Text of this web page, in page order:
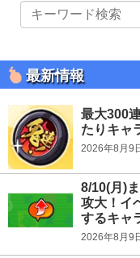
サ
イ
を
検
索
最新情報
最大300
たりキャ
2026年8月9
8/10(月)
攻大！イ
するキャ
2026年8月9
SAOコラボ